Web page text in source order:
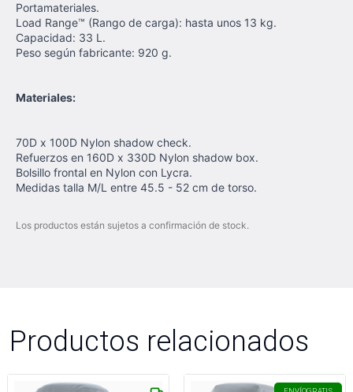
Portamateriales.
Load Range™ (Rango de carga): hasta unos 13 kg.
Capacidad: 33 L.
Peso según fabricante: 920 g.
Materiales:
70D x 100D Nylon shadow check.
Refuerzos en 160D x 330D Nylon shadow box.
Bolsillo frontal en Nylon con Lycra.
Medidas talla M/L entre 45.5 - 52 cm de torso.
Los productos están sujetos a confirmación de stock.
Productos relacionados